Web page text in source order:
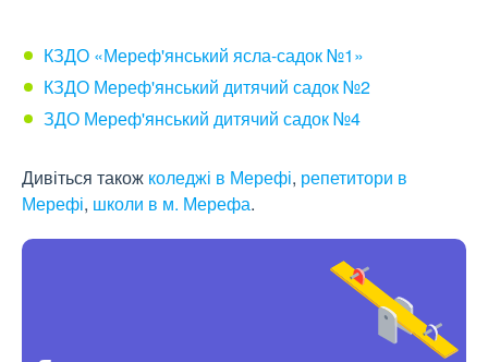
КЗДО «Мереф'янський ясла-садок №1»
КЗДО Мереф'янський дитячий садок №2
ЗДО Мереф'янський дитячий садок №4
Дивіться також коледжі в Мерефі, репетитори в
Мерефі, школи в м. Мерефа.